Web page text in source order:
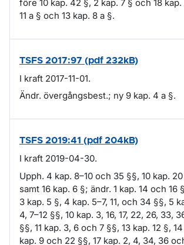
före 10 kap. 42 §, 2 kap. 7 § och 18
11 a § och 13 kap. 8 a §.
TSFS 2017:97 (pdf 232kB)
I kraft 2017-11-01.
Ändr. övergångsbest.; ny 9 kap. 4 a §.
TSFS 2019:41 (pdf 204kB)
I kraft 2019-04-30.
Upph. 4 kap. 8–10 och 35 §§, 10 kap.
samt 16 kap. 6 §; ändr. 1 kap. 14 och 16
3 kap. 5 §, 4 kap. 5–7, 11, och 34 §§, 5
4, 7–12 §§, 10 kap. 3, 16, 17, 22, 26, 33,
§§, 11 kap. 3, 6 och 7 §§, 13 kap. 12 §,
kap. 9 och 22 §§, 17 kap. 2, 4, 34, 36